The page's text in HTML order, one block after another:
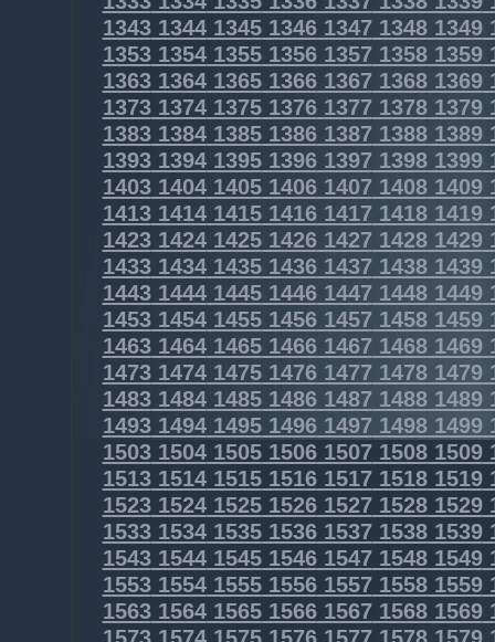
1343134413451346134713481349
13531354135513561357 13581359
1363136413651366136713681369
13731374137513761377 13781379
13831384138513861387 13881389
13931394139513961397 13981399
14031404140514061407 14081409
14131414141514161417 14181419
14231424142514261427 14281429
14331434143514361437 14381439
14431444144514461447 14481449
14531454145514561457 14581459
14631464146514661467 14681469
14731474147514761477 14781479
14831484148514861487 14881489
14931494149514961497 14981499
1503150415051506150715081509
1513151415151516151715181519
1523152415251526152715281529
1533153415351536153715381539
1543154415451546154715481549
1553155415551556155715581559
1563156415651566156715681569